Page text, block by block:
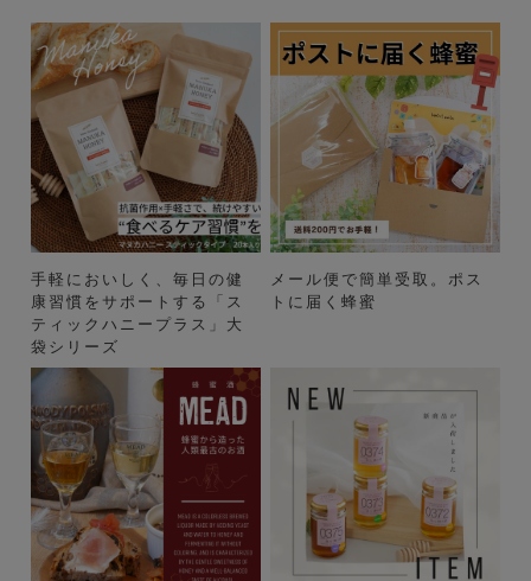
手軽においしく、毎日の健
康習慣をサポートする「ス
ティックハニープラス」大
袋シリーズ
メール便で簡単受取。ポス
トに届く蜂蜜